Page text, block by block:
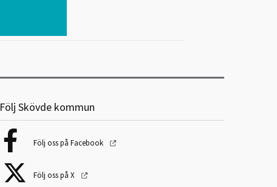
Följ Skövde kommun
Följ oss på Facebook
Följ oss på X